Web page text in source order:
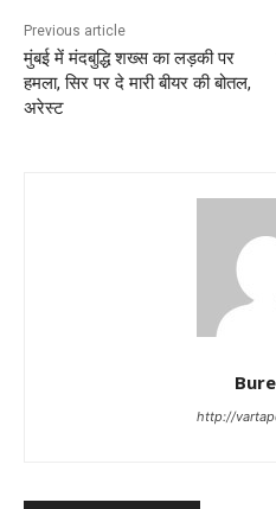
Previous article
मुंबई में मंदबुद्धि शख्स का लड़की पर
हमला, सिर पर दे मारी बीयर की बोतल,
अरेस्ट
http://